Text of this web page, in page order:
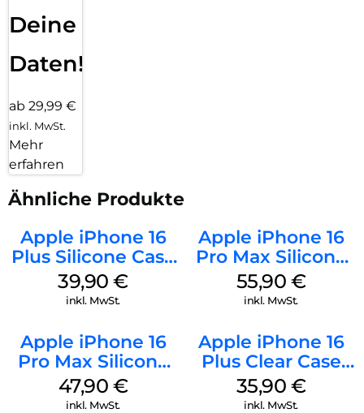
Deine
Daten!
ab 29,99 €
inkl. MwSt.
Mehr
erfahren
Ähnliche Produkte
Apple iPhone 16
Plus Silicone Case
MagSafe Plum
39,90€
inkl. MwSt.
Apple iPhone 16
Pro Max Silicone
Case MagSafe
Stone Gray
55,90 €
inkl. MwSt.
Apple iPhone 16
Pro Max Silicone
Case MagSafe
Black
47,90 €
inkl. MwSt.
Apple iPhone 16
Plus Clear Case
MagSafe
Transparent
35,90 €
inkl. MwSt.